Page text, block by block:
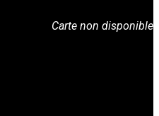
Carte non disponible